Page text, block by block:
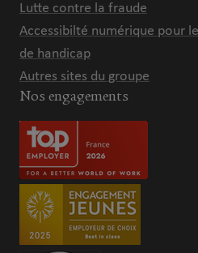
Lutte contre la fraude
Accessibilté numérique pour
de handicap
Autres sites du groupe
Nos engagements